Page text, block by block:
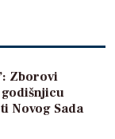
Zborovi
Novog Sada